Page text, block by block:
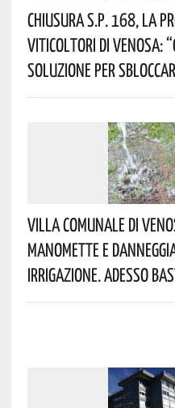
Chiusura S.P. 168, La
Viticoltori Di Venosa:
Soluzione Per
Villa Comunale Di
Manomette E
Irrigazione. Adesso